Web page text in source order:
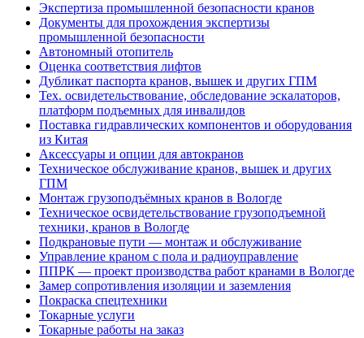
Экспертиза промышленной безопасности кранов
Документы для прохождения экспертизы
промышленной безопасности
Автономный отопитель
Оценка соответствия лифтов
Дубликат паспорта кранов, вышек и других ГПМ
Тех. освидетельствование, обследование эскалаторов,
платформ подъемных для инвалидов
Поставка гидравлических компонентов и оборудования
из Китая
Аксессуары и опции для автокранов
Техническое обслуживание кранов, вышек и других
ГПМ
Монтаж грузоподъёмных кранов в Вологде
Техническое освидетельствование грузоподъемной
техники, кранов в Вологде
Подкрановые пути — монтаж и обслуживание
Управление краном с пола и радиоуправление
ППРК — проект производства работ кранами в Вологде
Замер сопротивления изоляции и заземления
Покраска спецтехники
Токарные услуги
Токарные работы на заказ